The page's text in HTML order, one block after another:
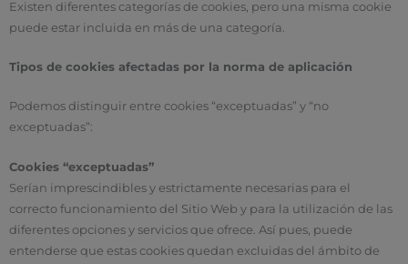
Existen diferentes categorías de cookies, pero una misma cookie
puede estar incluida en más de una categoría.
Tipos de cookies afectadas por la norma de aplicación
Podemos distinguir entre cookies “exceptuadas” y “no
exceptuadas”:
Cookies “exceptuadas”
Serían imprescindibles y estrictamente necesarias para el
correcto funcionamiento del Sitio Web y para la utilización de las
diferentes opciones y servicios que ofrece. Así pues, puede
entenderse que estas cookies quedan excluidas del ámbito de